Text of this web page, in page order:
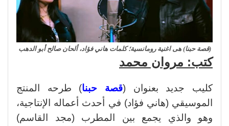
(قصة حبنا) هى اغنية رومانسية؛ كلمات هاني فؤاد، ألحان صالح أبو الدهب
كتب: مروان محمد
كليب جديد بعنوان (قصة حبنا) طرحه المنتج
الموسيقي (هاني فؤاد) في أحدث أعماله الإنتاجية،
وهو والذي يجمع بين المطرب (مجد القاسم)